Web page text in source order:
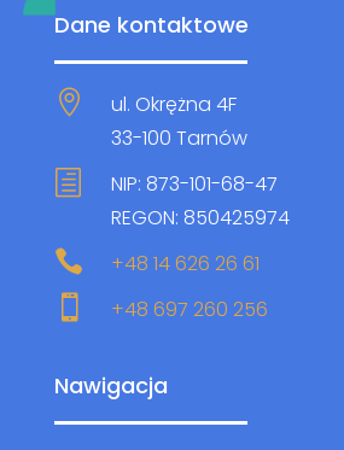
Dane kontaktowe

ul. Okrężna 4F
33-100 Tarnów
h
NIP: 873-101-68-47
REGON: 850425974
 +48 14 626 26 61
 +48 697 260 256
Nawigacja